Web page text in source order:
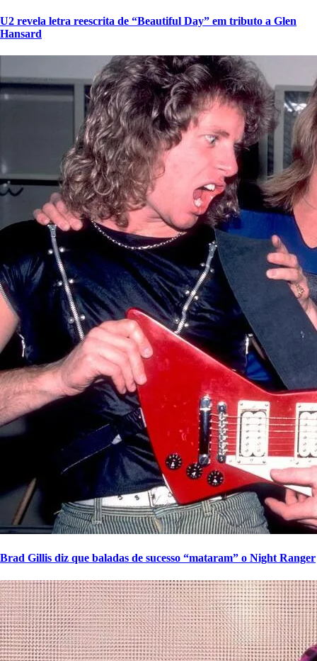
U2 revela letra reescrita de “Beautiful Day” em tributo a Glen
Hansard
Brad Gillis diz que baladas de sucesso “mataram” o Night Ranger